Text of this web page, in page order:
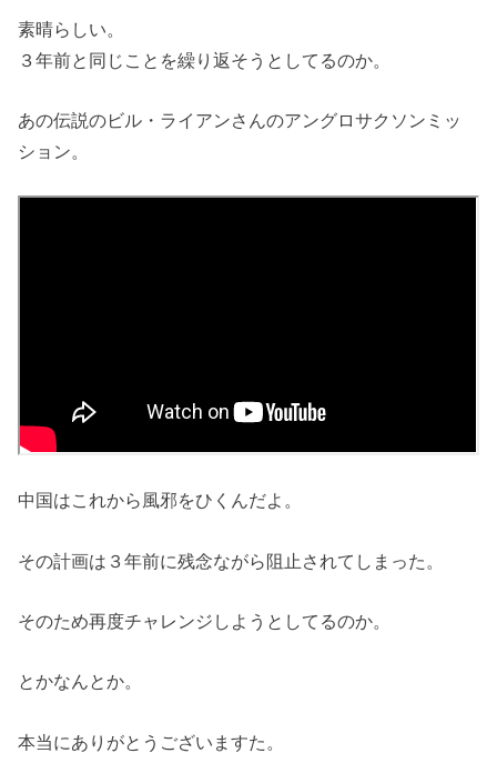
素晴らしい。
３年前と同じことを繰り返そうとしてるのか。
あの伝説のビル・ライアンさんのアングロサクソンミッ
ション。
中国はこれから風邪をひくんだよ。
その計画は３年前に残念ながら阻止されてしまった。
そのため再度チャレンジしようとしてるのか。
とかなんとか。
本当にありがとうございますた。